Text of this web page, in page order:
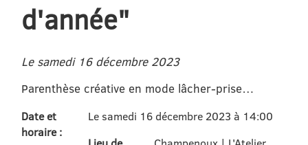
d'année"
Le samedi 16 décembre 2023
Parenthèse créative en mode lâcher-prise…
Date et
horaire :
Le samedi 16 décembre 2023 à 14:00